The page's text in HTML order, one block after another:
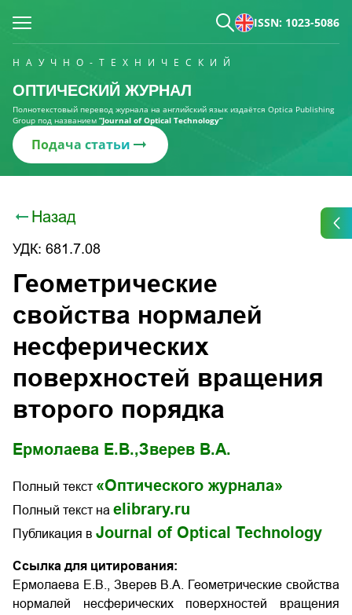
ISSN: 1023-5086
НАУЧНО-ТЕХНИЧЕСКИЙ
ОПТИЧЕСКИЙ ЖУРНАЛ
Полнотекстовый перевод журнала на английский язык издаётся Optica Publishing
Group под названием “Journal of Optical Technology“
Подача статьи
Назад
УДК: 681.7.08
Геометрические
свойства нормалей
несферических
поверхностей вращения
второго порядка
Ермолаева Е.В.,Зверев В.А.
Полный текст «Оптического журнала»
Полный текст на elibrary.ru
Публикация в Journal of Optical Technology
Ссылка для цитирования:
Ермолаева Е.В., Зверев В.А. Геометрические свойства
нормалей несферических поверхностей вращения